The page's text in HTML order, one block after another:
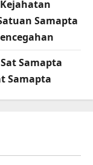
Samapta
Samapta
Samapta